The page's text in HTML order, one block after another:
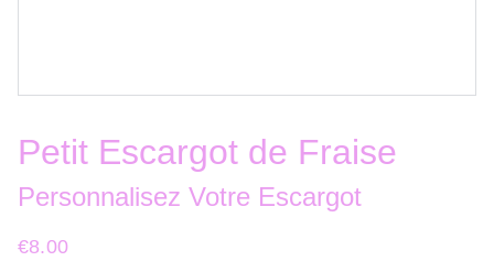
Petit Escargot de Fraise
Personnalisez Votre Escargot
€8.00